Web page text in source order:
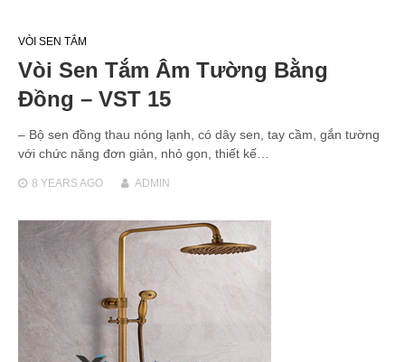
VÒI SEN TẮM
Vòi Sen Tắm Âm Tường Bằng
Đồng – VST 15
– Bộ sen đồng thau nóng lạnh, có dây sen, tay cầm, gắn tường
với chức năng đơn giản, nhỏ gọn, thiết kế…
8 YEARSAGO ADMIN